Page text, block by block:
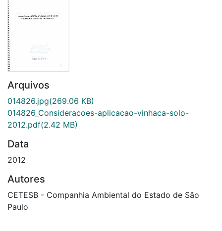
Arquivos
014826.jpg(269.06 KB)
014826_Consideracoes-aplicacao-vinhaca-solo-
2012.pdf(2.42 MB)
Data
2012
Autores
CETESB - Companhia Ambiental do Estado de São
Paulo